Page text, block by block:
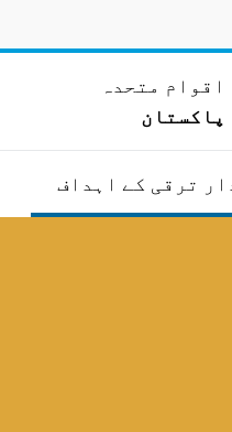
اقوام متحدہ
پاکستان
ترقی کے اہداف